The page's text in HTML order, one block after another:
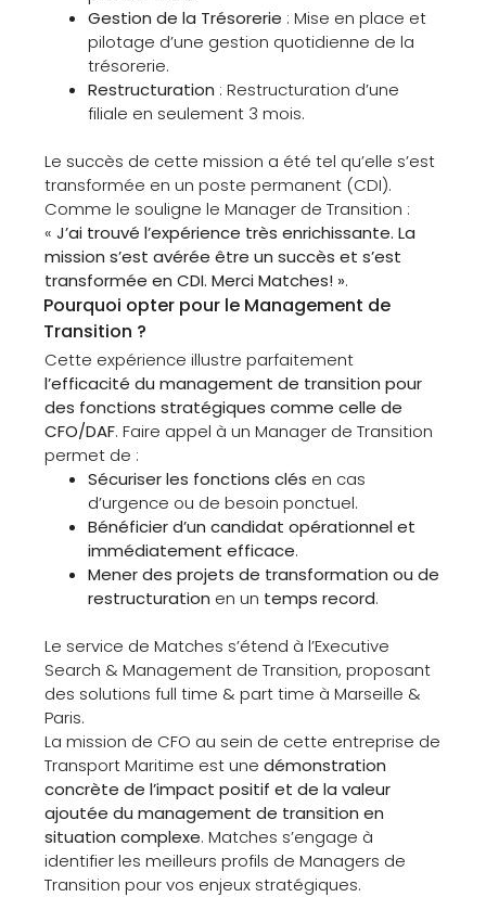
Gestion de la Trésorerie : Mise en place et
pilotage d’une gestion quotidienne de la
trésorerie.
Restructuration : Restructuration d’une
filiale en seulement 3 mois.
Le succès de cette mission a été tel qu’elle s’est
transformée en un poste permanent (CDI).
Comme le souligne le Manager de Transition :
« J’ai trouvé l’expérience très enrichissante. La
mission s’est avérée être un succès et s’est
transformée en CDI. Merci Matches! ».
Pourquoi opter pour le Management de
Transition ?
Cette expérience illustre parfaitement
l’efficacité du management de transition pour
des fonctions stratégiques comme celle de
CFO/DAF. Faire appel à un Manager de Transition
permet de :
Sécuriser les fonctions clés en cas
d’urgence ou de besoin ponctuel.
Bénéficier d’un candidat opérationnel et
immédiatement efficace.
Mener des projets de transformation ou de
restructuration en un temps record.
Le service de Matches s’étend à l’Executive
Search & Management de Transition, proposant
des solutions full time & part time à Marseille &
Paris.
La mission de CFO au sein de cette entreprise de
Transport Maritime est une démonstration
concrète de l’impact positif et de la valeur
ajoutée du management de transition en
situation complexe. Matches s’engage à
identifier les meilleurs profils de Managers de
Transition pour vos enjeux stratégiques.